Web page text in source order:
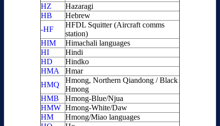
HZ
Hazaragi
HB
Hebrew
-HF
HFDL Squitter (Aircraft comms
station)
HIM
Himachali languages
HI
Hindi
HD
Hindko
HMA
Hmar
HMQ
Hmong, Northern Qiandong / Black
Hmong
HMB
Hmong-Blue/Njua
HMW Hmong-White/Daw
HM
Hmong/Miao languages